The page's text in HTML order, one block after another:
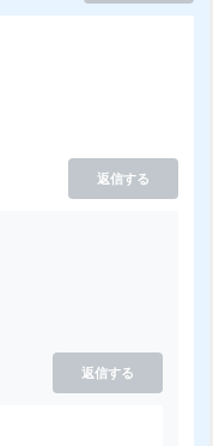
返信する
返信する